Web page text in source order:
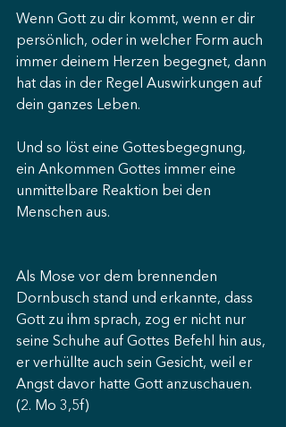
Wenn Gott zu dir kommt, wenn er dir
persönlich, oder in welcher Form auch
immer deinem Herzen begegnet, dann
hat das in der Regel Auswirkungen auf
dein ganzes Leben.
Und so löst eine Gottesbegegnung,
ein Ankommen Gottes immer eine
unmittelbare Reaktion bei den
Menschen aus.
Als Mose vor dem brennenden
Dornbusch stand und erkannte, dass
Gott zu ihm sprach, zog er nicht nur
seine Schuhe auf Gottes Befehl hin aus,
er verhüllte auch sein Gesicht, weil er
Angst davor hatte Gott anzuschauen.
(2. Mo 3,5f)